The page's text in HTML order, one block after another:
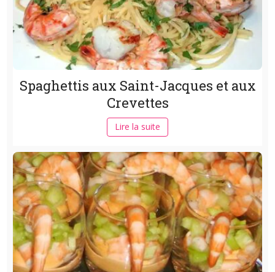
Spaghettis aux Saint-Jacques et aux
Crevettes
Lire la suite